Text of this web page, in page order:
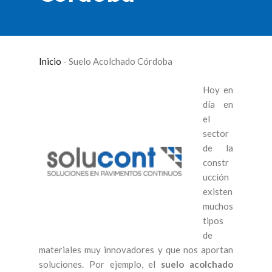
Inicio - Suelo Acolchado Córdoba
Hoy en
día en
el
sector
de la
constr
ucción
existen
muchos
tipos
de
materiales muy innovadores y que nos aportan
soluciones. Por ejemplo, el suelo acolchado